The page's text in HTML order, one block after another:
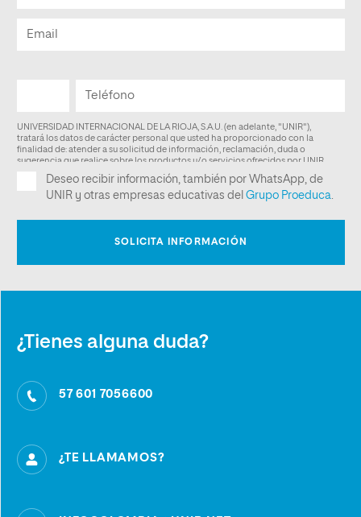
¿Tienes alguna duda?
57 601 7056600
¿TE LLAMAMOS?